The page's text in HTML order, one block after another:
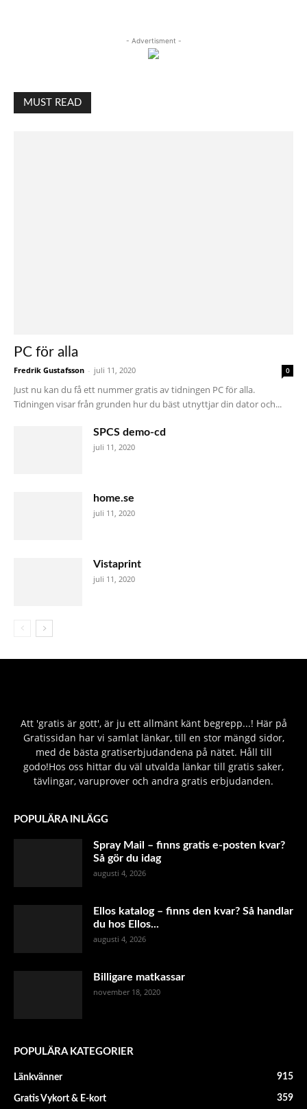
- Advertisment -
MUST READ
PC för alla
Fredrik Gustafsson - juli 11, 2020 0
Just nu kan du få ett nummer gratis av tidningen PC för alla.
Tidningen visar från grunden hur du bäst utnyttjar din dator och...
SPCS demo-cd
juli 11, 2020
home.se
juli 11, 2020
Vistaprint
juli 11, 2020
Att 'gratis är gott', är ju ett allmänt känt begrepp...! Här på
Gratissidan har vi samlat länkar, till en stor mängd sidor,
med de bästa gratiserbjudandena på nätet. Håll till
godo!Hos oss hittar du väl utvalda länkar till gratis saker,
tävlingar, varuprover och andra gratis erbjudanden.
POPULÄRA INLÄGG
Spray Mail – finns gratis e-posten kvar?
Så gör du idag
augusti 4, 2026
Ellos katalog – finns den kvar? Så handlar
du hos Ellos...
augusti 4, 2026
Billigare matkassar
november 18, 2020
POPULÄRA KATEGORIER
Länkvänner 915
Gratis Vykort & E-kort 359